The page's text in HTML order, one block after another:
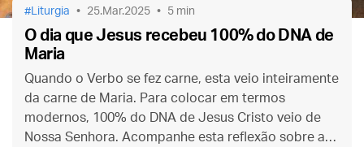
Liturgia 25.Mar.2025 5 min
O dia que Jesus recebeu 100% do DNA de
Maria
Quando o Verbo se fez carne, esta veio inteiramente
da carne de Maria. Para colocar em termos
modernos, 100% do DNA de Jesus Cristo veio de
Nossa Senhora. Acompanhe esta reflexão sobre as